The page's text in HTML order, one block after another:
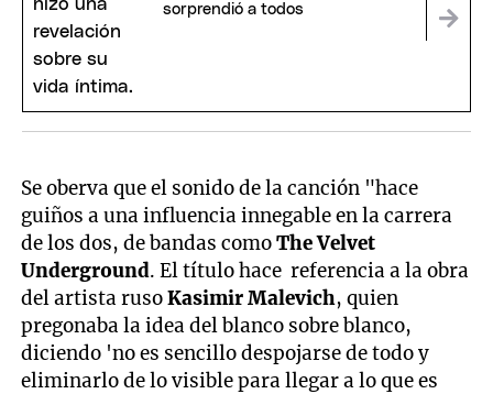
sorprendió a todos
Se oberva que el sonido de la canción "hace
guiños a una influencia innegable en la carrera
de los dos, de bandas comoThe Velvet
Underground. El título hace referencia a la obra
del artista rusoKasimir Malevich, quien
pregonaba la idea del blanco sobre blanco,
diciendo 'no es sencillo despojarse de todo y
eliminarlo de lo visible para llegar a lo que es